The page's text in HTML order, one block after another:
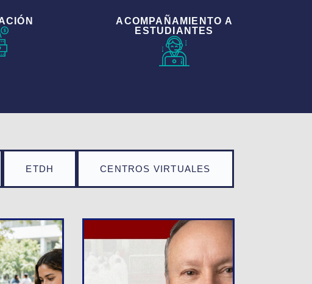
ACOMPAÑAMIENTO A
ESTUDIANTES
ETDH CENTROS VIRTUALES